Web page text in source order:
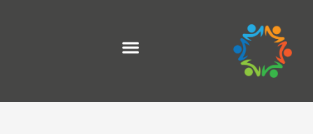
المحتوى